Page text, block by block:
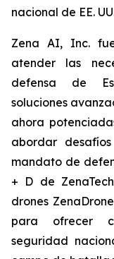
nacional de EE.
Zena AI, Inc.
atender las
defensa de
soluciones
ahora
abordar
mandato de
+ D de
drones
para ofrecer
seguridad